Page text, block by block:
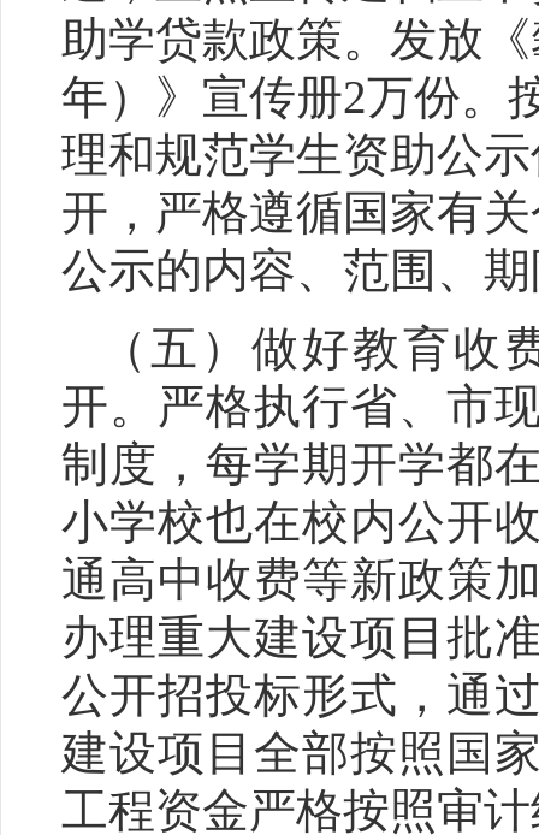
助学贷款政策。发放
年）》宣传册2万份。
理和规范学生资助公
开，严格遵循国家有
公示的内容、范围、期
（五）做好教育
开。 严格执行省、市
制度，每学期开学都
小学校也在校内公开
通高中收费等新政策
办理重大建设项目批
公开招投标形式，通
建设项目全部按照国
工程资金严格按照审